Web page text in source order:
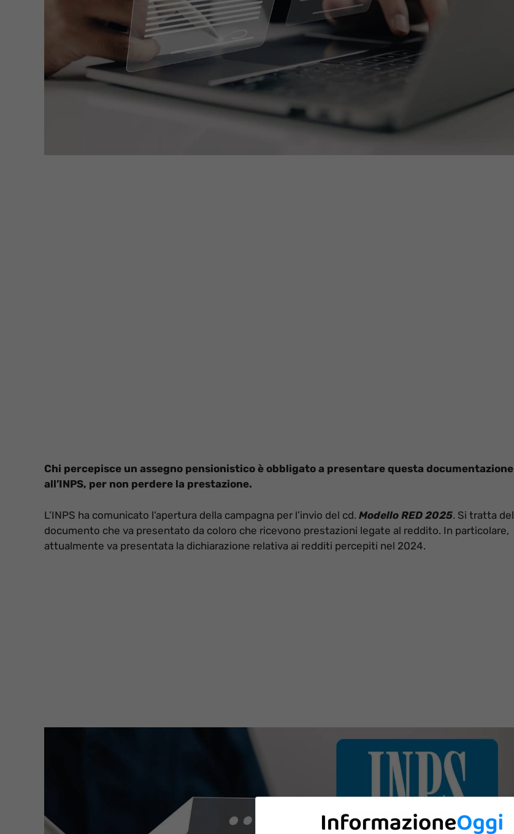
Chi percepisce un assegno pensionistico è obbligato a presentare questa documentazione
all’INPS, per non perdere la prestazione.
L’INPS ha comunicato l’apertura della campagna per l’invio del cd. Modello RED 2025. Si tratta del
documento che va presentato da coloro che ricevono prestazioni legate al reddito. In particolare,
attualmente va presentata la dichiarazione relativa ai redditi percepiti nel 2024.